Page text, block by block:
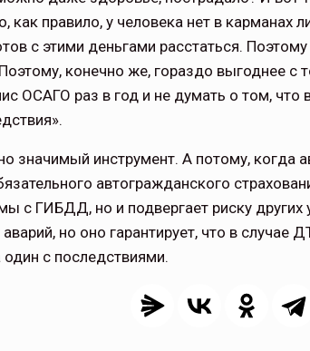
как правило, у человека нет в карманах
с этими деньгами расстаться.
конечно же, гораздо выгоднее с
ОСАГО раз в год и не думать о том, что
значимый инструмент. А потому, когда
автогражданского
с ГИБДД, но и подвергает риску
но оно гарантирует, что в случае
один с последствиями.
— под страховой защитой
область — не только
регион с историческими